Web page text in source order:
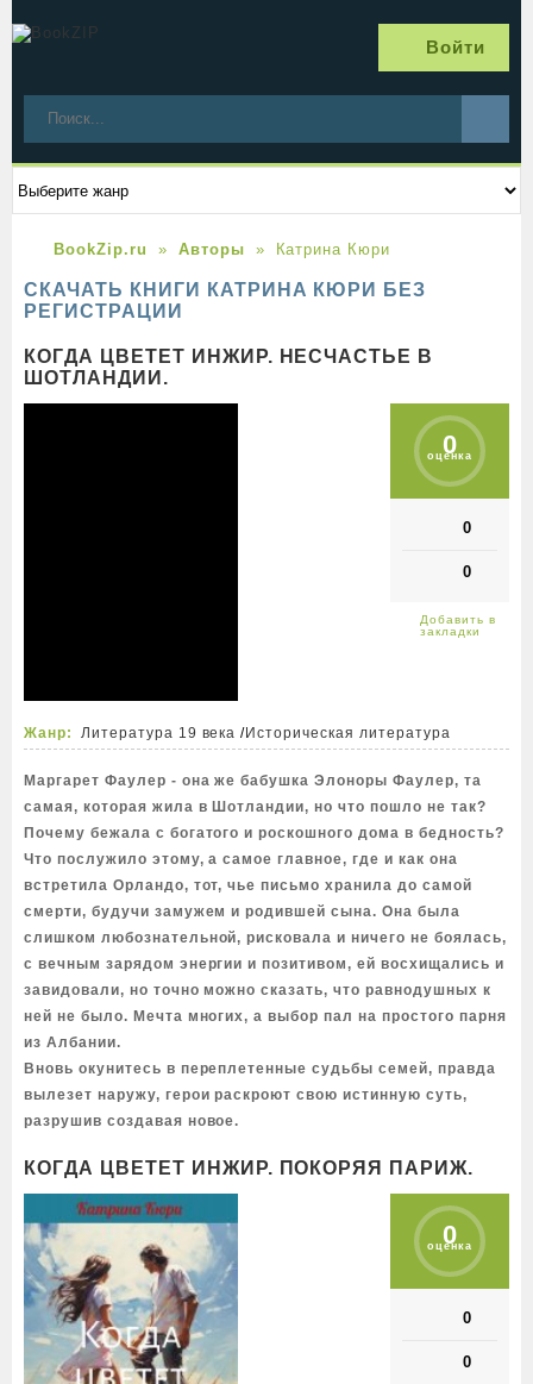
Войти
BookZip.ru Авторы Катрина Кюри
СКАЧАТЬ КНИГИ КАТРИНА КЮРИ БЕЗ
РЕГИСТРАЦИИ
КОГДА ЦВЕТЕТ ИНЖИР. НЕСЧАСТЬЕ В
ШОТЛАНДИИ.
0
оценка
0
0
Жанр: Литература 19 века /Историческая литература
Маргарет Фаулер - она же бабушка Элоноры Фаулер, та
самая, которая жила в Шотландии, но что пошло не так?
Почему бежала с богатого и роскошного дома в бедность?
Что послужило этому, а самое главное, где и как она
встретила Орландо, тот, чье письмо хранила до самой
смерти, будучи замужем и родившей сына. Она была
слишком любознательной, рисковала и ничего не боялась,
с вечным зарядом энергии и позитивом, ей восхищались и
завидовали, но точно можно сказать, что равнодушных к
ней не было. Мечта многих, а выбор пал на простого парня
из Албании.
Вновь окунитесь в переплетенные судьбы семей, правда
вылезет наружу, герои раскроют свою истинную суть,
разрушив создавая новое.
КОГДА ЦВЕТЕТ ИНЖИР. ПОКОРЯЯ ПАРИЖ.
0
оценка
0
0